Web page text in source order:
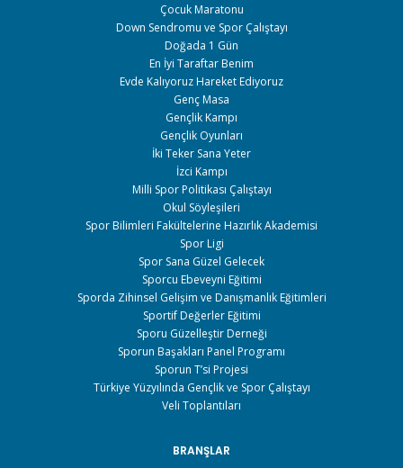
Çocuk Maratonu
Down Sendromu ve Spor Çalıştayı
Doğada 1 Gün
En İyi Taraftar Benim
Evde Kalıyoruz Hareket Ediyoruz
Genç Masa
Gençlik Kampı
Gençlik Oyunları
İki Teker Sana Yeter
İzci Kampı
Milli Spor Politikası Çalıştayı
Okul Söyleşileri
Spor Bilimleri Fakültelerine Hazırlık Akademisi
Spor Ligi
Spor Sana Güzel Gelecek
Sporcu Ebeveyni Eğitimi
Sporda Zihinsel Gelişim ve Danışmanlık Eğitimleri
Sportif Değerler Eğitimi
Sporu Güzelleştir Derneği
Sporun Başakları Panel Programı
Sporun T’si Projesi
Türkiye Yüzyılında Gençlik ve Spor Çalıştayı
Veli Toplantıları
BRANŞLAR